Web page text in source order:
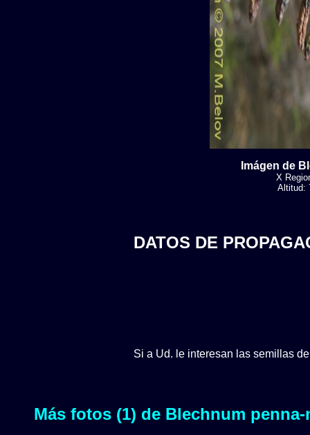
Imágen de
X
Altitud:
DATOS DE
Si a Ud. le interesan las semillas
Más fotos (1) de Blechnum